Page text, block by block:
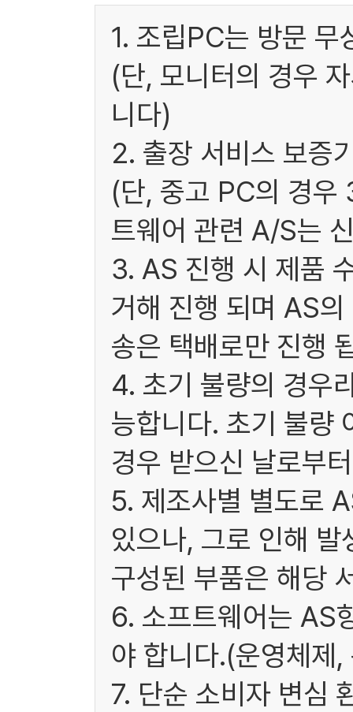
1. 조립PC는 방문
(단, 모니터의 경우
니다)
2. 출장 서비스 보증
(단, 중고 PC의 경우
트웨어 관련 A/S는
3. AS 진행 시 제품
거해 진행 되며 AS
송은 택배로만 진행
4. 초기 불량의 경우
능합니다. 초기 불량
경우 받으신 날로부
5. 제조사별 별도로
있으나, 그로 인해
구성된 부품은 해당
6. 소프트웨어는 AS
야 합니다.(운영체제
7. 단순 소비자 변심